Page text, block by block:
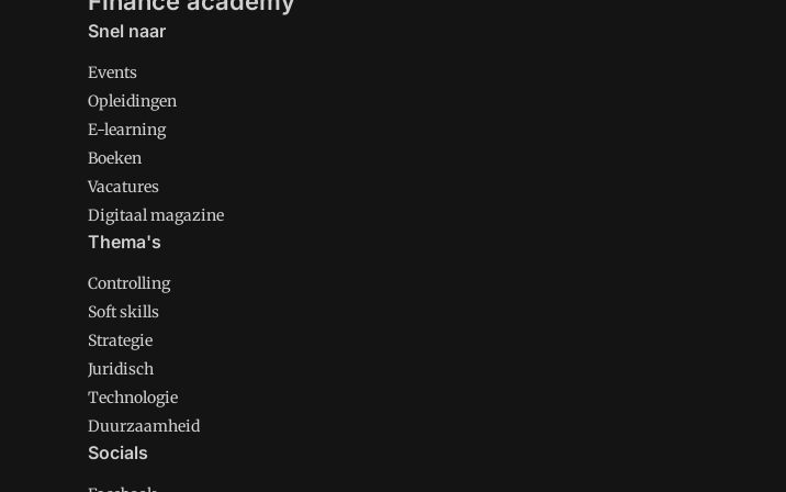
Snel naar
Events
Opleidingen
E-learning
Boeken
Vacatures
Digitaal magazine
Thema's
Controlling
Soft skills
Strategie
Juridisch
Technologie
Duurzaamheid
Socials